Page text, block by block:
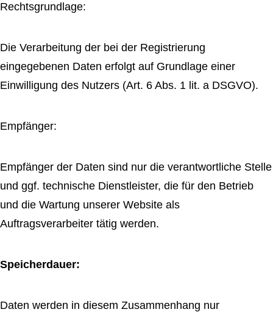
Rechtsgrundlage:
Die Verarbeitung der bei der Registrierung
eingegebenen Daten erfolgt auf Grundlage einer
Einwilligung des Nutzers (Art. 6 Abs. 1 lit. a DSGVO).
Empfänger:
Empfänger der Daten sind nur die verantwortliche Stelle
und ggf. technische Dienstleister, die für den Betrieb
und die Wartung unserer Website als
Auftragsverarbeiter tätig werden.
Speicherdauer:
Daten werden in diesem Zusammenhang nur